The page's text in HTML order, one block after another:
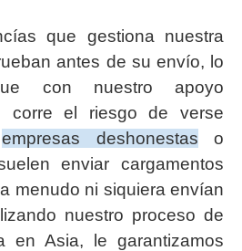
que gestiona nuestra
antes de su envío, lo
con nuestro apoyo
corre el riesgo de verse
empresas deshonestas o
enviar cargamentos
menudo ni siquiera envían
nuestro proceso de
en Asia, le garantizamos